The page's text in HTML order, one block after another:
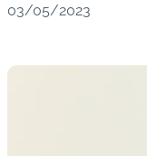
03/05/2023